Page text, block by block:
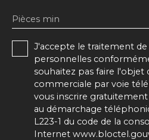
Pièces min
J'accepte le traitement
personnelles
souhaitez pas faire l'objet
commerciale par voie
vous inscrire
au démarchage
L223-1 du code de la
Internet